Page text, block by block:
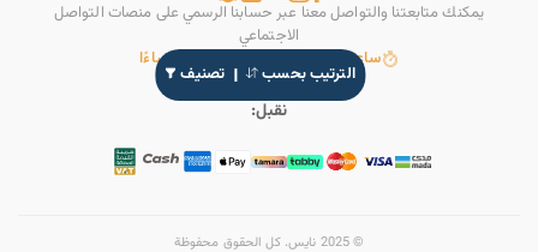
الترتيب بحسب تصنيف
يمكنك متابعتنا والتواصل معنا عبر حسابنا الرسمي على منصات التواصل
الاجتماعي
ساعات العمل: 8 صباحًا حتى 11 مساءًا
نقبل:
© 2025 نايس. كل الحقوق محفوظة